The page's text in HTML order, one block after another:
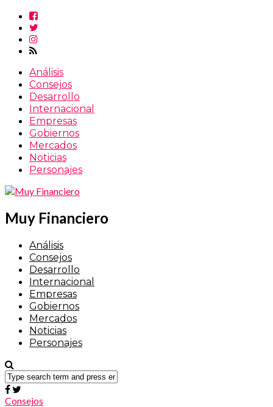
Análisis
Consejos
Desarrollo
Internacional
Empresas
Gobiernos
Mercados
Noticias
Personajes
Muy Financiero
Análisis
Consejos
Desarrollo
Internacional
Empresas
Gobiernos
Mercados
Noticias
Personajes
Consejos